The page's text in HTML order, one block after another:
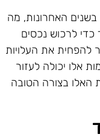
האחרונות, מה
לרכוש נכסים
להפחית את העלויות
אלו יכולה לעזור
האלו בצורה הטובה